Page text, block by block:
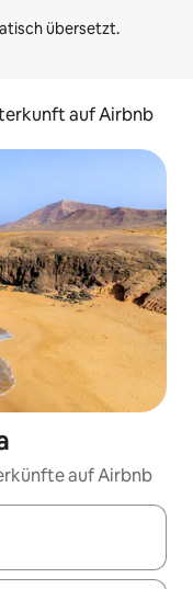
auf Airbnb
auf Airbnb
mit den